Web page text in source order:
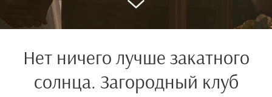
Нет ничего лучше закатного
солнца. Загородный клуб